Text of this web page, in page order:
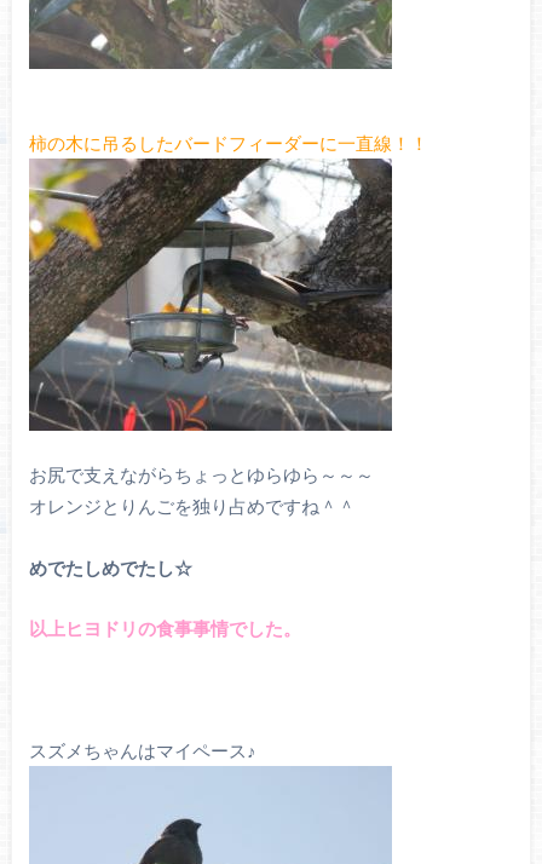
柿の木に吊るしたバードフィーダーに一直線！！
お尻で支えながらちょっとゆらゆら～～～
オレンジとりんごを独り占めですね＾＾
めでたしめでたし☆
以上ヒヨドリの食事事情でした。
スズメちゃんはマイペース♪